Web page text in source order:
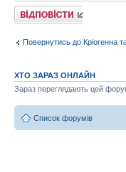
Відповісти
Повернутись до Кріогенна
ХТО ЗАРАЗ ОНЛАЙН
Зараз переглядають цей
Список форумів